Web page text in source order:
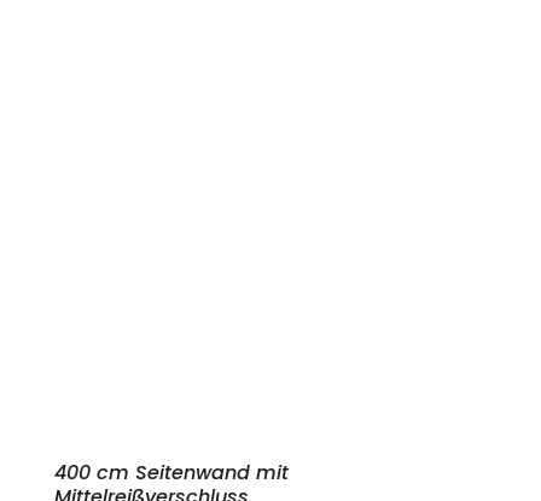
400 cm Seitenwand mit